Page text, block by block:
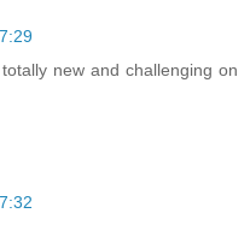
new and challenging on